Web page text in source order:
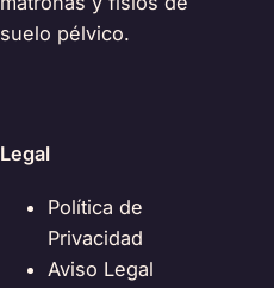
suelo pélvico.
Legal
Política de
Privacidad
Aviso Legal